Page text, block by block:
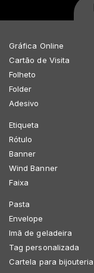
Gráfica Online
Cartão de Visita
Folheto
Folder
Adesivo
Etiqueta
Rótulo
Banner
Wind Banner
Faixa
Pasta
Envelope
Imã de geladeira
Tag personalizada
Cartela para bijouteria